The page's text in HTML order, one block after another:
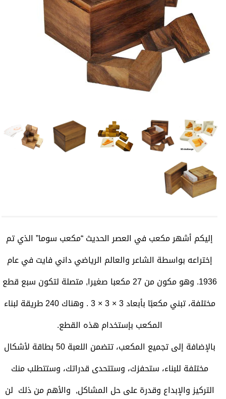
إليكم أشهر مكعب في العصر الحديث “مكعب سوما” الذي تم
إختراعه بواسطة الشاعر والعالم الرياضي داني فايت في عام
1936. وهو مكون من 27 مكعبا صغيرا, متصلة لتكون سبع قطع
مختلفة، تبني مكعبًا بأبعاد 3 × 3 × 3 . وهناك 240 طريقة لبناء
المكعب بإستخدام هذه القطع.
بالإضافة إلى تجميع المكعب، تتضمن اللعبة 50 بطاقة لأشكال
مختلفة للبناء، ستحفزك، وستتحدى قدراتك، وستتطلب منك
التركيز والإبداع وقدرة على حل المشاكل, والأهم من ذلك لن